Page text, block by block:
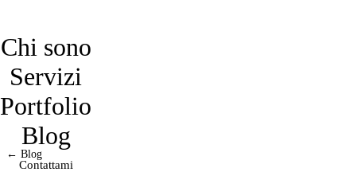
Chi sono
Servizi
Portfolio
Blog
Contattami
← Blog